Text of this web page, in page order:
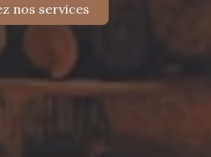
nos services